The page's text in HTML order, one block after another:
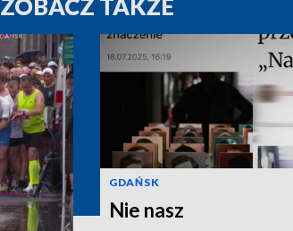
ZOBACZ TAKŻE
GDAŃSK
Nie nasz